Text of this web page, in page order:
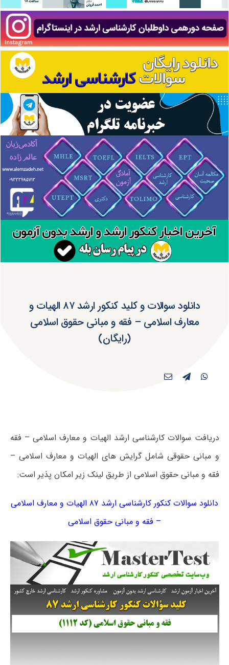
دانلود سوالات و کلید کنکور ارشد ۸۷ الهیات و
معارف اسلامی – فقه و مبانی حقوق اسلامی
(رایگان)
دریافت سوالات کارشناسی ارشد الهیات و معارف اسلامی – فقه
و مبانی حقوقی شامل گرایش های الهیات و معارف اسلامی –
فقه و مبانی حقوق اسلامی از طریق لینک زیر امکان پذیر است:
دانلود سوالات کنکور کارشناسی ارشد ۸۷ الهیات و معارف اسلامی
– فقه و مبانی حقوق اسلامی